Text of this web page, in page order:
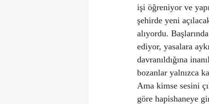
işi öğreniyor ve
şehirde yeni
alıyordu.
ediyor, yasalara
davranıldığına
bozanlar yalnızca
Ama kimse sesini
göre hapishaneye